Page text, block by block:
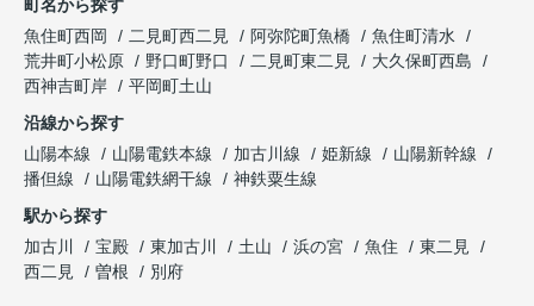
町名から探す
魚住町西岡
二見町西二見 阿弥陀町魚橋
魚住町清水
荒井町小松原
野口町野口 二見町東二見
大久保町西島
西神吉町岸
平岡町土山
沿線から探す
山陽本線
山陽電鉄本線 加古川線 姫新線
山陽新幹線
播但線
山陽電鉄網干線
神鉄粟生線
駅から探す
加古川
宝殿 東加古川 土山 浜の宮 魚住
東二見
西二見
曽根 別府